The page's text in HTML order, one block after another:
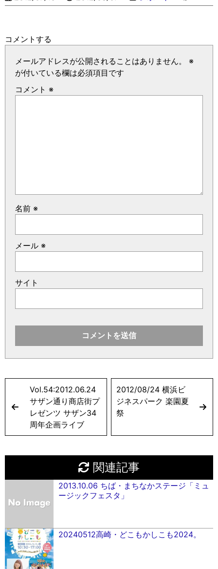
コメントする
メールアドレスが公開されることはありません。
※
が付いている欄は必須項目です
コメント ※
名前 ※
メール ※
サイト
Vol.54:2012.06.24
サザン通り商店街プ
レゼンツ サザン34
周年企画ライブ
2012/08/24 横浜ビ
ジネスパーク 楽園夏
祭
関連記事
2013.10.06 ちば・まちなかステージ「ミュ
ージックフェスタ」
20240512高崎・どこもかしこも2024。